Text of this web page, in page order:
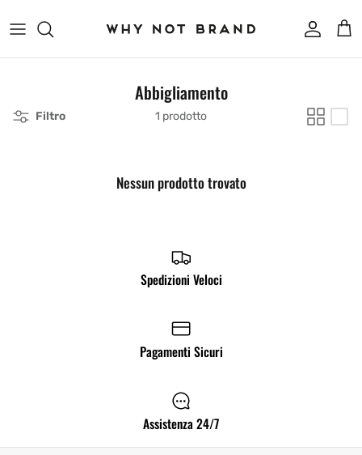
Account
Abbigliamento
Filtro 1 prodotto
Nessun prodotto trovato
Spedizioni Veloci
Pagamenti Sicuri
Assistenza 24/7